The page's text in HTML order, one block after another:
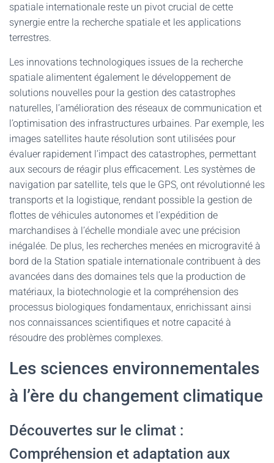
spatiale internationale reste un pivot crucial de cette
synergie entre la recherche spatiale et les applications
terrestres.
Les innovations technologiques issues de la recherche
spatiale alimentent également le développement de
solutions nouvelles pour la gestion des catastrophes
naturelles, l’amélioration des réseaux de communication et
l’optimisation des infrastructures urbaines. Par exemple, les
images satellites haute résolution sont utilisées pour
évaluer rapidement l’impact des catastrophes, permettant
aux secours de réagir plus efficacement. Les systèmes de
navigation par satellite, tels que le GPS, ont révolutionné les
transports et la logistique, rendant possible la gestion de
flottes de véhicules autonomes et l’expédition de
marchandises à l’échelle mondiale avec une précision
inégalée. De plus, les recherches menées en microgravité à
bord de la Station spatiale internationale contribuent à des
avancées dans des domaines tels que la production de
matériaux, la biotechnologie et la compréhension des
processus biologiques fondamentaux, enrichissant ainsi
nos connaissances scientifiques et notre capacité à
résoudre des problèmes complexes.
Les sciences environnementales
à l’ère du changement climatique
Découvertes sur le climat :
Compréhension et adaptation aux